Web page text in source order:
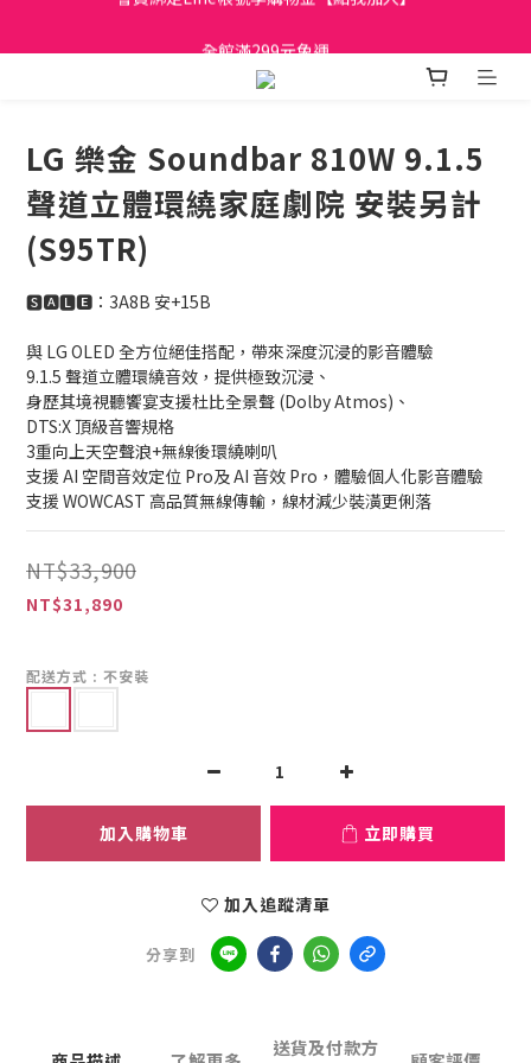
日立家電、國際牌 原廠管制價格 私訊優惠價
LG 樂金 Soundbar 810W 9.1.5
聲道立體環繞家庭劇院 安裝另計
(S95TR)
🆂🅰🅻🅴：3A8B 安+15B
與 LG OLED 全方位絕佳搭配，帶來深度沉浸的影音體驗
9.1.5 聲道立體環繞音效，提供極致沉浸、
身歷其境視聽饗宴支援杜比全景聲 (Dolby Atmos)、
DTS:X 頂級音響規格
3重向上天空聲浪+無線後環繞喇叭
支援 AI 空間音效定位 Pro及 AI 音效 Pro，體驗個人化影音體驗
支援 WOWCAST 高品質無線傳輸，線材減少裝潢更俐落
NT$33,900
NT$31,890
配送方式 : 不安裝
加入購物車 立即購買
加入追蹤清單
分享到
送貨及付款方